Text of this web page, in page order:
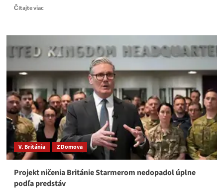
Čítajte viacRead
„Môjmu
roztrhali
kliešťami,
pretože
sa
lekári
hádali“
V. Británia Z Domova
Projekt ničenia Británie Starmerom nedopadol úplne
podľa predstáv